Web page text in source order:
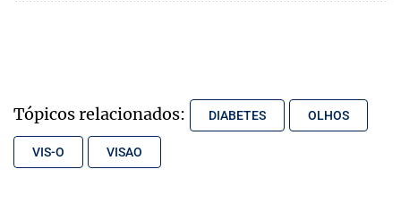
Tópicos relacionados: DIABETES OLHOS
VIS-O VISAO